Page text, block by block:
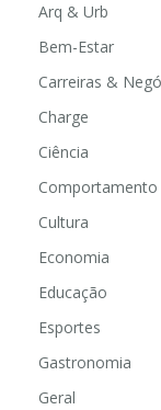
Arq & Urb
Bem-Estar
Carreiras &
Charge
Ciência
Comportamento
Cultura
Economia
Educação
Esportes
Gastronomia
Geral